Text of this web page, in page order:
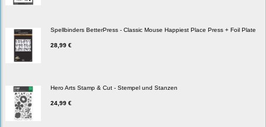
Spellbinders BetterPress - Classic Mouse Happiest Place Press + Foil Plate
28,99 €
Hero Arts Stamp & Cut - Stempel und Stanzen
24,99 €